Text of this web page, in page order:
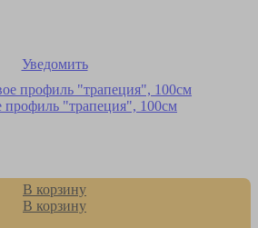
Уведомить
"трапеция", 100см
В корзину
В корзину